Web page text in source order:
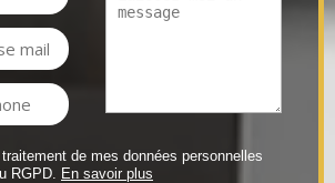
de mes données personnelles
RGPD. En savoir plus